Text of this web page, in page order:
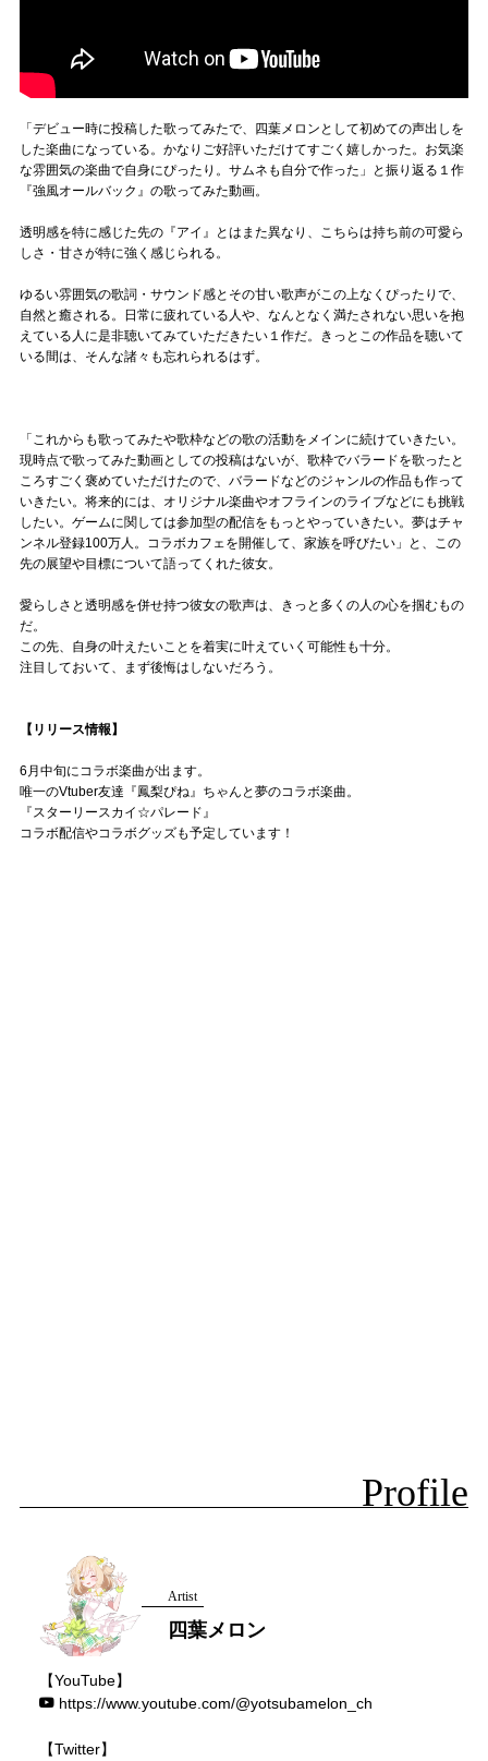
「デビュー時に投稿した歌ってみたで、四葉メロンとして初めての声出しを
した楽曲になっている。かなりご好評いただけてすごく嬉しかった。お気楽
な雰囲気の楽曲で自身にぴったり。サムネも自分で作った」と振り返る１作
『強風オールバック』の歌ってみた動画。
透明感を特に感じた先の『アイ』とはまた異なり、こちらは持ち前の可愛ら
しさ・甘さが特に強く感じられる。
ゆるい雰囲気の歌詞・サウンド感とその甘い歌声がこの上なくぴったりで、
自然と癒される。日常に疲れている人や、なんとなく満たされない思いを抱
えている人に是非聴いてみていただきたい１作だ。きっとこの作品を聴いて
いる間は、そんな諸々も忘れられるはず。
「これからも歌ってみたや歌枠などの歌の活動をメインに続けていきたい。
現時点で歌ってみた動画としての投稿はないが、歌枠でバラードを歌ったと
ころすごく褒めていただけたので、バラードなどのジャンルの作品も作って
いきたい。将来的には、オリジナル楽曲やオフラインのライブなどにも挑戦
したい。ゲームに関しては参加型の配信をもっとやっていきたい。夢はチャ
ンネル登録100万人。コラボカフェを開催して、家族を呼びたい」と、この
先の展望や目標について語ってくれた彼女。
愛らしさと透明感を併せ持つ彼女の歌声は、きっと多くの人の心を掴むもの
だ。
この先、自身の叶えたいことを着実に叶えていく可能性も十分。
注目しておいて、まず後悔はしないだろう。
【リリース情報】
6月中旬にコラボ楽曲が出ます。
唯一のVtuber友達『鳳梨ぴね』ちゃんと夢のコラボ楽曲。
『スターリースカイ☆パレード』
コラボ配信やコラボグッズも予定しています！
Profile
Artist
四葉メロン
【YouTube】
https://www.youtube.com/@yotsubamelon_ch
【Twitter】